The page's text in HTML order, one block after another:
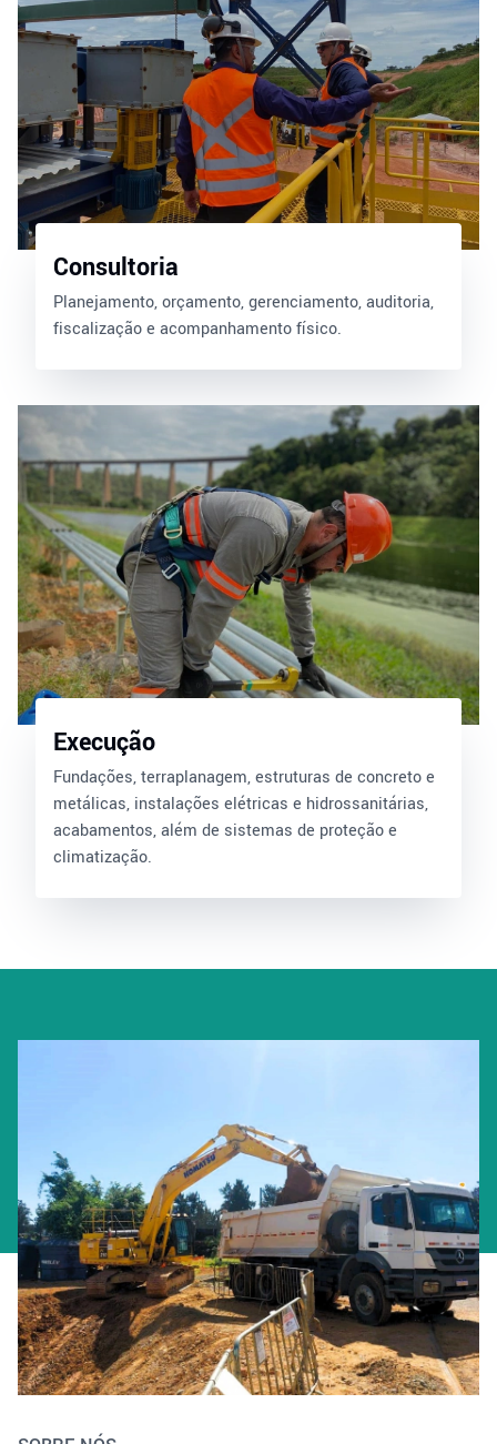
Consultoria
Planejamento, orçamento, gerenciamento, auditoria,
fiscalização e acompanhamento físico.
Execução
Fundações, terraplanagem, estruturas de concreto e
metálicas, instalações elétricas e hidrossanitárias,
acabamentos, além de sistemas de proteção e
climatização.